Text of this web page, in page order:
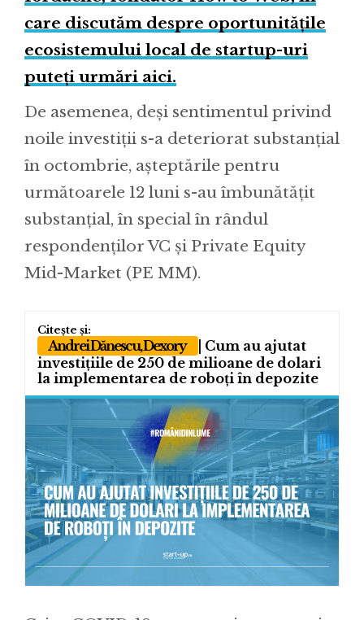
care discutăm despre oportunitățile
ecosistemului local de startup-uri
puteți urmări aici.
De asemenea, deși sentimentul privind
noile investiții s-a deteriorat substanțial
în octombrie, așteptările pentru
următoarele 12 luni s-au îmbunătățit
substanțial, în special în rândul
respondenților VC și Private Equity
Mid-Market (PE MM).
Andrei Dănescu, Dexory
| Cum au ajutat
investițiile de 250 de milioane de dolari
la implementarea de roboți în depozite